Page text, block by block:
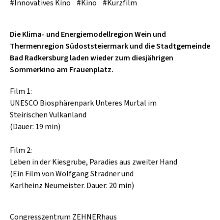
POSTGARAGE
KUNSTGARTEN
KRISTALLWERK
GOLD & PECH THEATER
SINGER-SONGWRITER
VOLKSMUSIK
#Innovatives Kino #Kino #Kurzfilm
Die Klima- und Energiemodellregion Wein und
Thermenregion Südoststeiermark und die Stadtgemeinde
Bad Radkersburg laden wieder zum diesjährigen
Sommerkino am Frauenplatz.
Film 1:
UNESCO Biosphärenpark Unteres Murtal im
Steirischen Vulkanland
(Dauer: 19 min)
Film 2:
Leben in der Kiesgrube, Paradies aus zweiter Hand
(Ein Film von Wolfgang Stradner und
Karlheinz Neumeister. Dauer: 20 min)
Congresszentrum ZEHNERhaus